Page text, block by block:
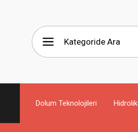
Dolum Teknolojileri